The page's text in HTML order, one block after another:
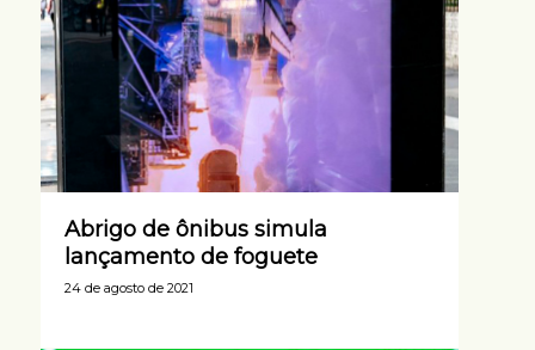
Abrigo de ônibus simula
lançamento de foguete
24 de agosto de 2021